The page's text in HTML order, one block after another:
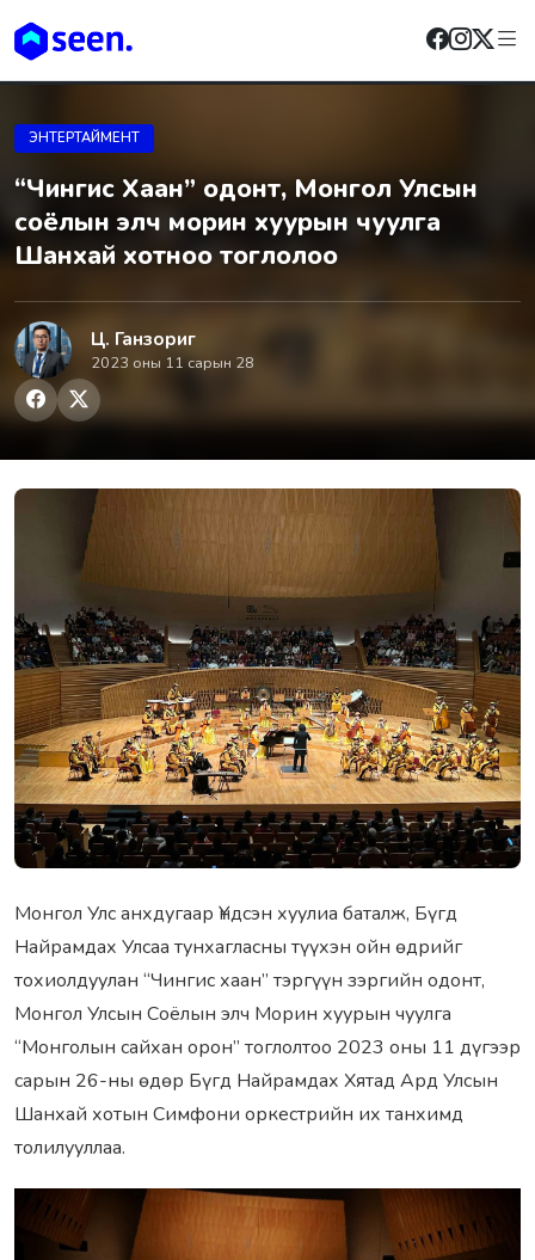
ЭНТЕРТАЙМЕНТ
“Чингис Хаан” одонт, Монгол Улсын
соёлын элч морин хуурын чуулга
Шанхай хотноо тоглолоо
Ц. Ганзориг
2023 оны 11 сарын 28
Монгол Улс анхдугаар Үндсэн хуулиа баталж, Бүгд
Найрамдах Улсаа тунхагласны түүхэн ойн өдрийг
тохиолдуулан “Чингис хаан” тэргүүн зэргийн одонт,
Монгол Улсын Соёлын элч Морин хуурын чуулга
“Монголын сайхан орон” тоглолтоо 2023 оны 11 дүгээр
сарын 26-ны өдөр Бүгд Найрамдах Хятад Ард Улсын
Шанхай хотын Симфони оркестрийн их танхимд
толилууллаа.